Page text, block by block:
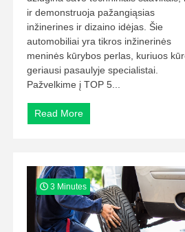
ir demonstruoja pažangiąsias
inžinerines ir dizaino idėjas. Šie
automobiliai yra tikros inžinerinės
meninės kūrybos perlas, kuriuos
geriausi pasaulyje specialistai.
Pažvelkime į TOP 5...
Read More
3 Minutes